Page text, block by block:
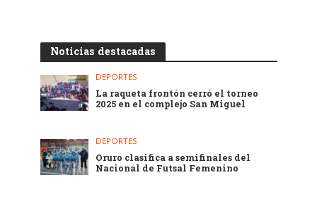
Noticias destacadas
DEPORTES
La raqueta frontón cerró el torneo
2025 en el complejo San Miguel
DEPORTES
Oruro clasifica a semifinales del
Nacional de Futsal Femenino